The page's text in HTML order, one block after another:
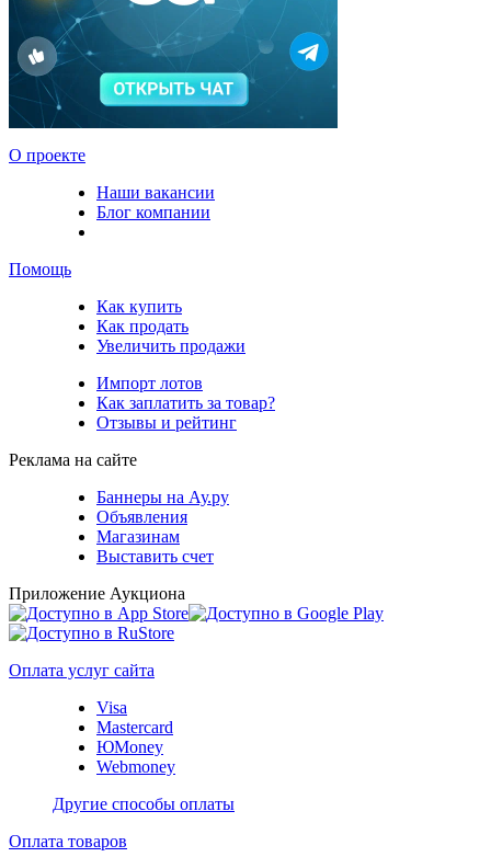
О проекте
Наши вакансии
Блог компании
Помощь
Как купить
Как продать
Увеличить продажи
Импорт лотов
Как заплатить за товар?
Отзывы и рейтинг
Реклама на сайте
Баннеры на Ау.ру
Объявления
Магазинам
Выставить счет
Приложение Аукциона
Оплата услуг сайта
Visa
Mastercard
ЮMoney
Webmoney
Другие способы оплаты
Оплата товаров